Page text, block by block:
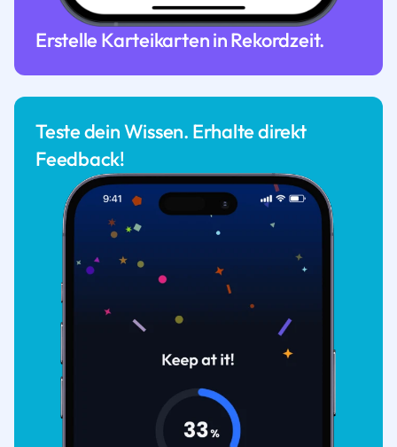
Erstelle Karteikarten in Rekordzeit.
Teste dein Wissen. Erhalte direkt
Feedback!